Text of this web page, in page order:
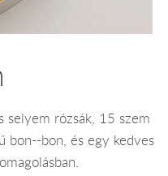
selyem rózsák, 15 szem
bon--bon, és egy kedves